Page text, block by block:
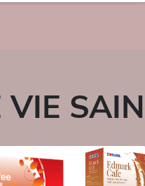
VIE SAIN